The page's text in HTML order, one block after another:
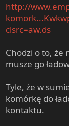
http://
clsrc=aw.ds
Chodzi o to, że
musze go
Tyle, że w
komórkę do
kontaktu.